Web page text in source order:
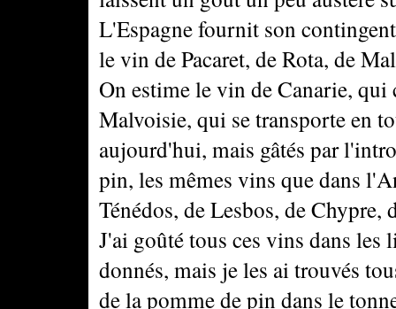
L'Espagne fournit son
le vin de Pacaret, de Rota, de
On estime le vin de Canarie,
Malvoisie, qui se transporte en
aujourd'hui, mais gâtés par
pin, les mêmes vins que dans
Ténédos, de Lesbos, de Chypre,
J'ai goûté tous ces vins dans les
donnés, mais je les ai trouvés
de la pomme de pin dans le